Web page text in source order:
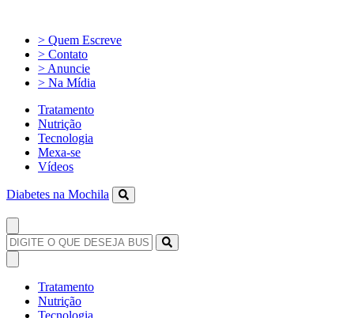
> Quem Escreve
> Contato
> Anuncie
> Na Mídia
Tratamento
Nutrição
Tecnologia
Mexa-se
Vídeos
Diabetes na Mochila
Tratamento
Nutrição
Tecnologia